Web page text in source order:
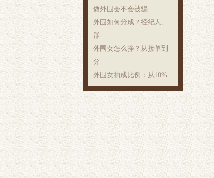
做外围会不会被骗
外围如何分成？经纪人、
群
外围女怎么挣？从接单到
分
外围女抽成比例：从10%